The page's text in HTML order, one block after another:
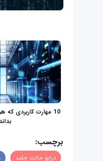
10 مهارت کاربردی که
برچسب:
درایو حالت جامد